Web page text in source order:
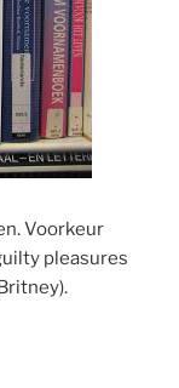
Voorkeur
pleasures